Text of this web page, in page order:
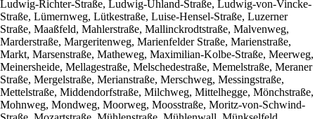
Ludwig-Richter-Straße, Ludwig-Uhland-Straße, Ludwig-von-Vincke-
Straße, Lümernweg, Lütkestraße, Luise-Hensel-Straße, Luzerner
Straße, Maaßfeld, Mahlerstraße, Mallinckrodtstraße, Malvenweg,
Marderstraße, Margeritenweg, Marienfelder Straße, Marienstraße,
Markt, Marsenstraße, Matheweg, Maximilian-Kolbe-Straße, Meerweg,
Meinersheide, Mellagestraße, Melschedestraße, Memelstraße, Meraner
Straße, Mergelstraße, Merianstraße, Merschweg, Messingstraße,
Mettelstraße, Middendorfstraße, Milchweg, Mittelhegge, Mönchstraße,
Mohnweg, Mondweg, Moorweg, Moosstraße, Moritz-von-Schwind-